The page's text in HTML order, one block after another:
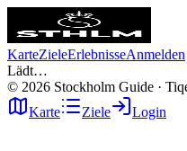
KarteZieleErlebnisseAnmelden
Lädt…
© 2026 Stockholm Guide ·
Karte
Ziele Login